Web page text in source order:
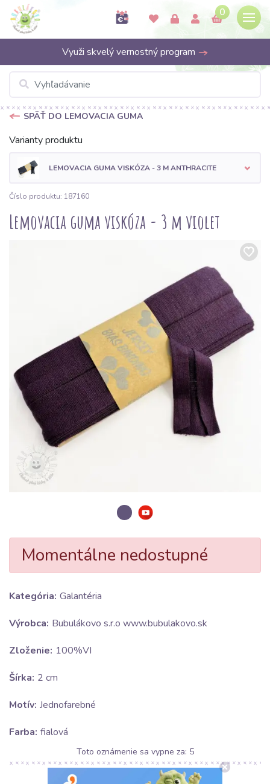
0
Využi skvelý vernostný program
SPÄŤ DO LEMOVACIA GUMA
Varianty produktu
LEMOVACIA GUMA VISKÓZA - 3 M ANTHRACITE
Číslo produktu: 187160
Lemovacia guma viskóza - 3 m violet
Momentálne nedostupné
Kategória: Galantéria
Výrobca: Bubulákovo s.r.o www.bubulakovo.sk
Zloženie: 100%VI
Šírka: 2 cm
Motív: Jednofarebné
Farba: fialová
Toto oznámenie sa vypne za: 5